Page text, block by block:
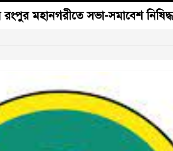
রংপুর মহানগরীতে সভা-সমাবেশ নিষিদ্ধ